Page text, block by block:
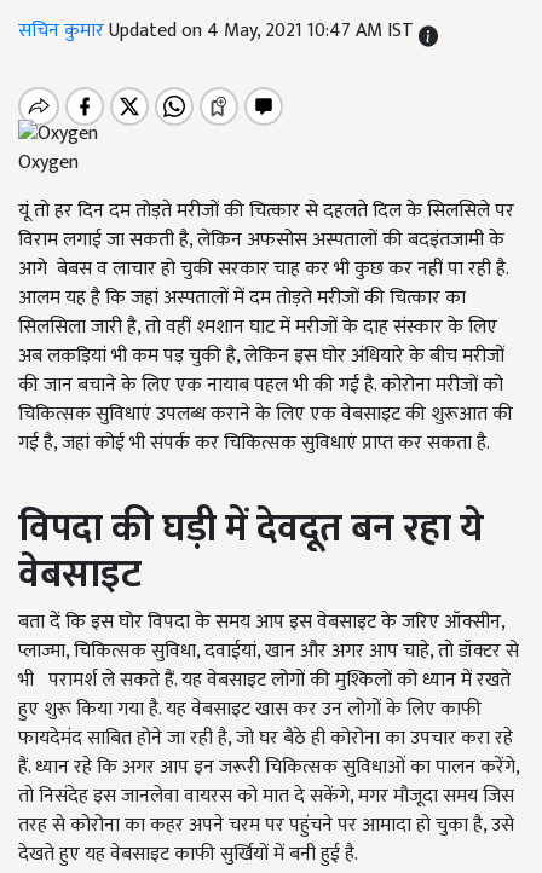
सचिन कुमारUpdated on 4 May, 2021 10:47 AM IST
Oxygen
यूं तो हर दिन दम तोड़ते मरीजों की चित्कार से दहलते दिल के सिलसिले पर
विराम लगाई जा सकती है, लेकिन अफसोस अस्पतालों की बदइंतजामी के
आगे बेबस व लाचार हो चुकी सरकार चाह कर भी कुछ कर नहीं पा रही है.
आलम यह है कि जहां अस्पतालों में दम तोड़ते मरीजों की चित्कार का
सिलसिला जारी है, तो वहीं श्मशान घाट में मरीजों के दाह संस्कार के लिए
अब लकड़ियां भी कम पड़ चुकी है, लेकिन इस घोर अंधियारे के बीच मरीजों
की जान बचाने के लिए एक नायाब पहल भी की गई है. कोरोना मरीजों को
चिकित्सक सुविधाएं उपलब्ध कराने के लिए एक वेबसाइट की शुरूआत की
गई है, जहां कोई भी संपर्क कर चिकित्सक सुविधाएं प्राप्त कर सकता है.
विपदा की घड़ी में देवदूत बन रहा ये
वेबसाइट
बता दें कि इस घोर विपदा के समय आप इस वेबसाइट के जरिए ऑक्सीन,
प्लाज्मा, चिकित्सक सुविधा, दवाईयां, खान और अगर आप चाहे, तो डॉक्टर से
भी परामर्श ले सकते हैं. यह वेबसाइट लोगों की मुश्किलों को ध्यान में रखते
हुए शुरू किया गया है. यह वेबसाइट खास कर उन लोगों के लिए काफी
फायदेमंद साबित होने जा रही है, जो घर बैठे ही कोरोना का उपचार करा रहे
हैं. ध्यान रहे कि अगर आप इन जरूरी चिकित्सक सुविधाओं का पालन करेंगे,
तो निसंदेह इस जानलेवा वायरस को मात दे सकेंगे, मगर मौजूदा समय जिस
तरह से कोरोना का कहर अपने चरम पर पहुंचने पर आमादा हो चुका है, उसे
देखते हुए यह वेबसाइट काफी सुर्खियों में बनी हुई है.